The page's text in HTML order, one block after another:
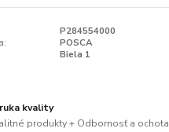
P284554000
POSCA
Biela 1
kvality
produkty + Odbornosť a ochota